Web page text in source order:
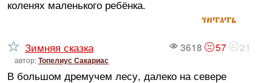
коленях маленького ребёнка.
читать
3618 57 21
Зимняя сказка
автор:Топелиус Сакариас
В большом дремучем лесу, далеко на севере